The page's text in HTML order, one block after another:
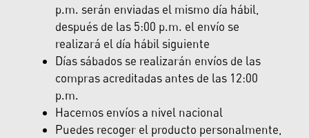
p.m. serán enviadas el mismo día hábil,
después de las 5:00 p.m. el envío se
realizará el día hábil siguiente
Días sábados se realizarán envíos de las
compras acreditadas antes de las 12:00
p.m.
Hacemos envíos a nivel nacional
Puedes recoger el producto personalmente,